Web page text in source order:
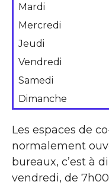
Mardi
Mercredi
Jeudi
Vendredi
Samedi
Dimanche
Les espaces de
normalement
bureaux, c’est à
vendredi, de 7h00